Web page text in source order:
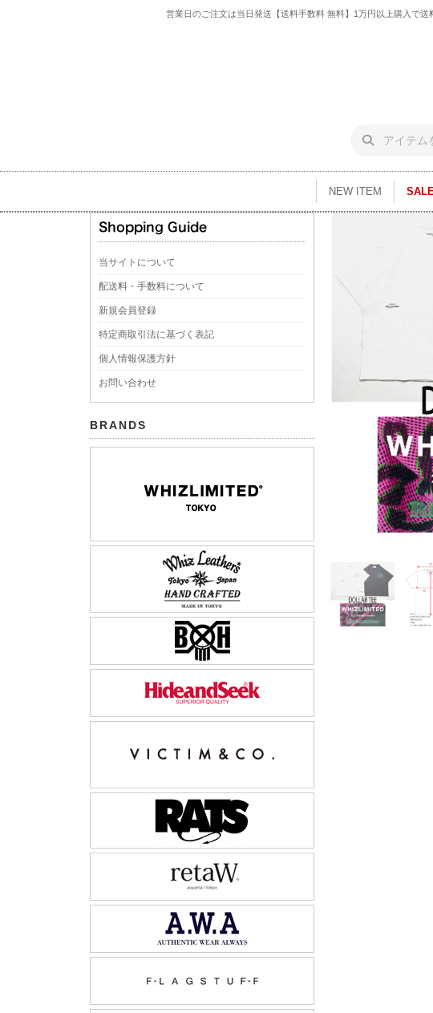
営業日のご注文は当日発送【送料手数料 無料】1万円以上購入で
NEW ITEM
当サイトについて
配送料・手数料について
新規会員登録
特定商取引法に基づく表記
個人情報保護方針
お問い合わせ
BRANDS